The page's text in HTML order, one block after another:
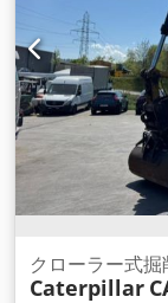
クローラー式掘
Caterpillar